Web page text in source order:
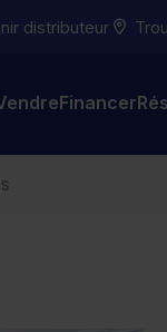
distributeur
Financer